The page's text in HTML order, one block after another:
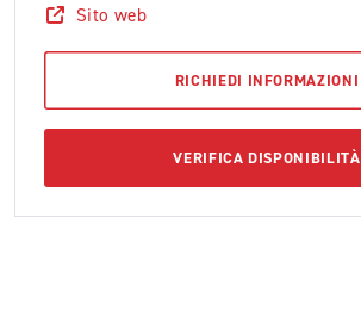
Sito web
RICHIEDI INFORMAZIONI
VERIFICA DISPONIBILITÀ